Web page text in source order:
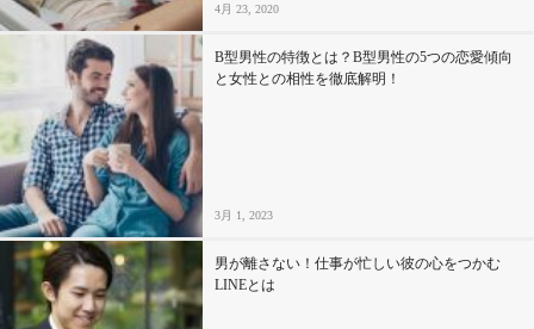
4月 23, 2020
B型男性の特徴とは？B型男性の5つの恋愛傾向
と女性との相性を徹底解明！
3月 1, 2023
男が離さない！仕事が忙しい彼の心をつかむ
LINEとは